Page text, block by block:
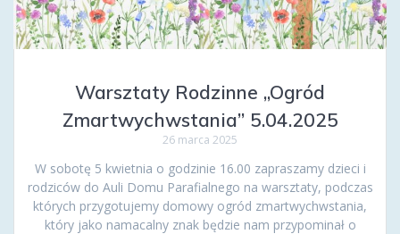
Warsztaty Rodzinne „Ogród
Zmartwychwstania” 5.04.2025
26 marca 2025
W sobotę 5 kwietnia o godzinie 16.00 zapraszamy dzieci i
rodziców do Auli Domu Parafialnego na warsztaty, podczas
których przygotujemy domowy ogród zmartwychwstania,
który jako namacalny znak będzie nam przypominał o